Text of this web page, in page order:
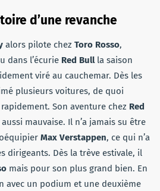
d’une revanche
alors pilote chez Toro Rosso,
dans l’écurie Red Bullla saison
viré au cauchemar. Dès les
plusieurs voitures, de quoi
Son aventure chez Red
mauvaise. Il n’a jamais su être
Max Verstappen, ce qui n’a
dirigeants. Dès la trève estivale, il
mais pour son plus grand bien. En
avec un podium et une deuxième